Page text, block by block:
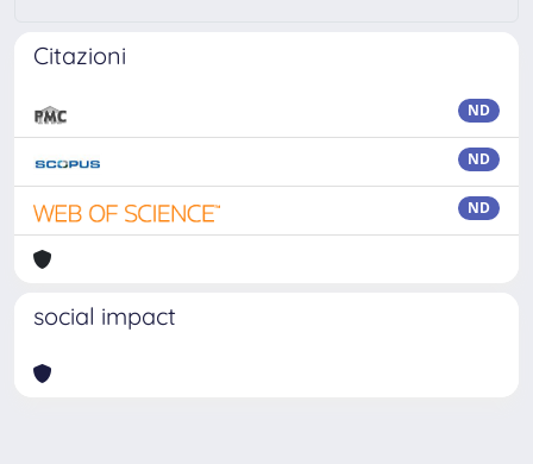
Citazioni
ND
ND
ND
social impact